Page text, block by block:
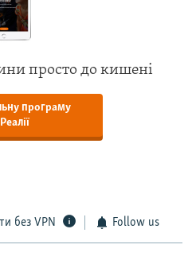
просто до кишені
програму
без VPN Follow us